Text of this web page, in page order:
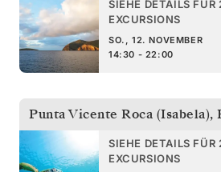
SIEHE DETAILS FÜR
EXCURSIONS
SO., 12. NOVEMBER
14:30 - 22:00
Punta Vicente Roca (Isabela),
SIEHE DETAILS FÜR
EXCURSIONS